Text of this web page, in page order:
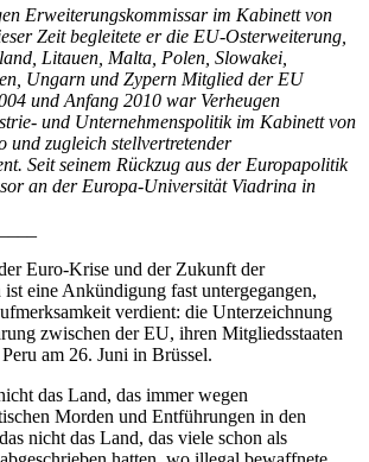
Erweiterungskommissar im Kabinett von
Zeit begleitete er die EU-Osterweiterung,
Litauen, Malta, Polen, Slowakei,
Ungarn und Zypern Mitglied der EU
und Anfang 2010 war Verheugen
und Unternehmenspolitik im Kabinett von
und zugleich stellvertretender
Seit seinem Rückzug aus der Europapolitik
an der Europa-Universität Viadrina in
Euro-Krise und der Zukunft der
eine Ankündigung fast untergegangen,
verdient: die Unterzeichnung
zwischen der EU, ihren Mitgliedsstaaten
am 26. Juni in Brüssel.
das Land, das immer wegen
Morden und Entführungen in den
nicht das Land, das viele schon als